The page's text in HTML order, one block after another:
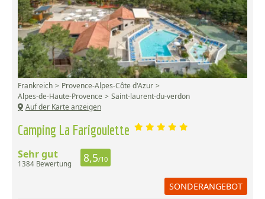
Camping La Farigoulette
Frankreich
Provence-Alpes-Côte d'Azur
Alpes-de-Haute-Provence
Saint-laurent-du-verdon
Auf der Karte anzeigen
Sehr gut
1384 Bewertung 8,5/10
SONDERANGEBOT